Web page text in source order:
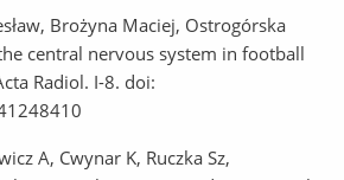
Brożyna Maciej, Ostrogórska
central nervous system in football
Radiol. I-8. doi:
A, Cwynar K, Ruczka Sz,